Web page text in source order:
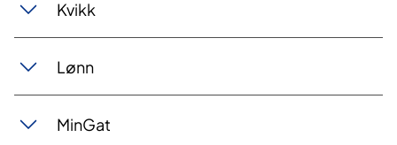
Kvikk
Lø​​nn
Mi​​​n​​Gat